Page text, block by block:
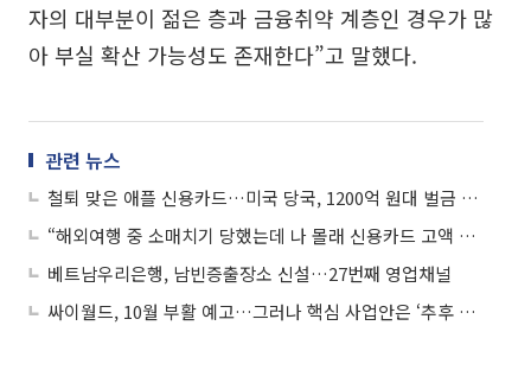
자의 대부분이 젊은 층과 금융취약 계층인 경우가 많
아 부실 확산 가능성도 존재한다”고 말했다.
관련 뉴스
철퇴 맞은 애플 신용카드…미국 당국, 1200억 원대 벌금 및 과징금
“해외여행 중 소매치기 당했는데 나 몰래 신용카드 고액 결제” 소비자경보
베트남우리은행, 남빈증출장소 신설…27번째 영업채널
싸이월드, 10월 부활 예고…그러나 핵심 사업안은 ‘추후 공개’